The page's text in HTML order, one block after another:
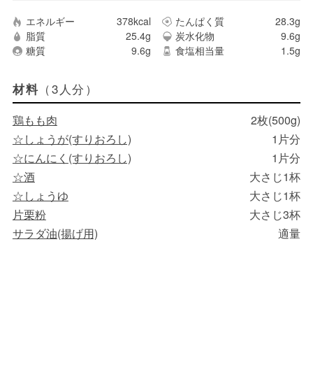
エネルギー 378kcal たんぱく質
28.3g
脂質
25.4g 炭水化物
9.6g
糖質
9.6g 食塩相当量 1.5g
材料 （3人分）
鶏もも肉
2枚(500g)
☆しょうが(すりおろし)
1片分
☆にんにく(すりおろし)
1片分
☆酒
大さじ1杯
☆しょうゆ
大さじ1杯
片栗粉
大さじ3杯
サラダ油(揚げ用)
適量